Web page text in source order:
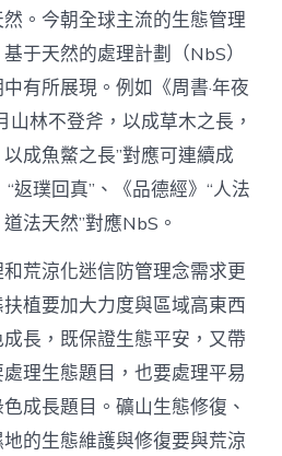
。今朝全球主流的生態管理
于天然的處理計劃（NbS）
有所展現。例如《周書·年夜
山林不登斧，以成草木之長，
成魚鱉之長”對應可連續成
返璞回真”、《品德經》“人法
法天然”對應NbS。
荒涼化迷信防管理念需求更
植要加大力度與區域高東西
長，既保證生態平安，又帶
理生態題目，也要處理平易
成長題目。礦山生態修復、
的生態維護與修復要與荒涼